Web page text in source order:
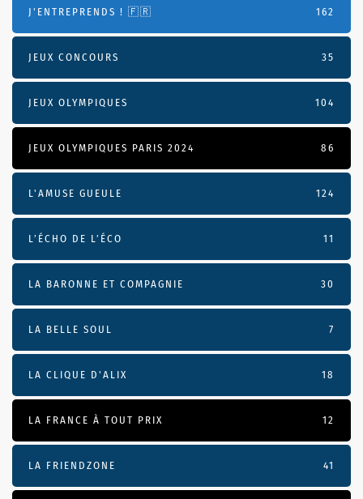
J'ENTREPRENDS ! 🇫🇷 162
JEUX CONCOURS 35
JEUX OLYMPIQUES 104
JEUX OLYMPIQUES PARIS 2024 86
L'AMUSE GUEULE 124
L’ÉCHO DE L’ÉCO 11
LA BARONNE ET COMPAGNIE 30
LA BELLE SOUL 7
LA CLIQUE D'ALIX 18
LA FRANCE À TOUT PRIX 12
LA FRIENDZONE 41